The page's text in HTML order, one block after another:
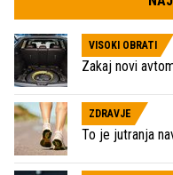
VISOKI OBRATI
Zakaj novi
ZDRAVJE
To je jutranja